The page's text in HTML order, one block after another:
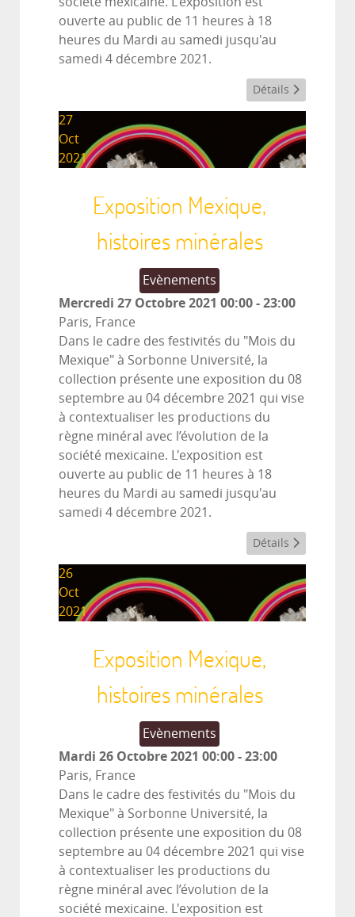
ouverte au public de 11 heures à 18
heures du Mardi au samedi jusqu'au
samedi 4 décembre 2021.
Détails
27
Oct
2021
Exposition Mexique,
histoires minérales
Evènements
Mercredi 27 Octobre 2021 00:00-23:00
Paris, France
Dans le cadre des festivités du "Mois du
Mexique" à Sorbonne Université, la
collection présente une exposition du 08
septembre au 04 décembre 2021 qui vise
à contextualiser les productions du
règne minéral avec l’évolution de la
société mexicaine. L'exposition est
ouverte au public de 11 heures à 18
heures du Mardi au samedi jusqu'au
samedi 4 décembre 2021.
Détails
26
Oct
2021
Exposition Mexique,
histoires minérales
Evènements
Mardi 26 Octobre 2021 00:00-23:00
Paris, France
Dans le cadre des festivités du "Mois du
Mexique" à Sorbonne Université, la
collection présente une exposition du 08
septembre au 04 décembre 2021 qui vise
à contextualiser les productions du
règne minéral avec l’évolution de la
société mexicaine. L'exposition est